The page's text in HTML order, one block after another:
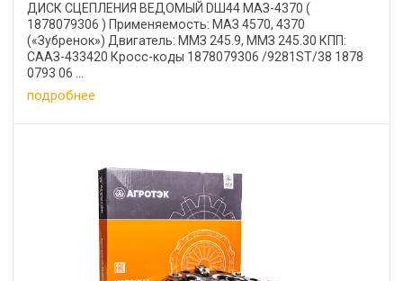
ДИСК СЦЕПЛЕНИЯ ВЕДОМЫЙ DШ44 МАЗ-4370 (
1878079306 ) Применяемость: МАЗ 4570, 4370
(«Зубренок») Двигатель: ММЗ 245.9, ММЗ 245.30 КПП:
СААЗ-433420 Кросс-коды 1878079306 /9281ST/38 1878
0793 06 ...
подробнее